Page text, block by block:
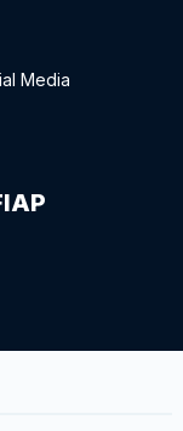
Media